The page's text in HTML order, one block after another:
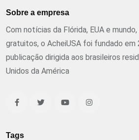
Sobre a empresa
Com notícias da Flórida, EUA e
gratuitos, o AcheiUSA foi fundado em
publicação dirigida aos brasileiros
Unidos da América
Tags